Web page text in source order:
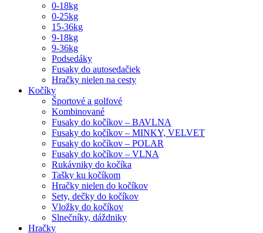
0-18kg
0-25kg
15-36kg
9-18kg
9-36kg
Podsedáky
Fusaky do autosedačiek
Hračky nielen na cesty
Kočíky
Športové a golfové
Kombinované
Fusaky do kočíkov – BAVLNA
Fusaky do kočíkov – MINKY, VELVET
Fusaky do kočíkov – POLAR
Fusaky do kočíkov – VLNA
Rukávniky do kočíka
Tašky ku kočíkom
Hračky nielen do kočíkov
Sety, dečky do kočíkov
Vložky do kočíkov
Slnečníky, dáždniky
Hračky